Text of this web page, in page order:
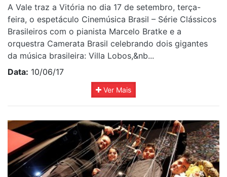
A Vale traz a Vitória no dia 17 de setembro, terça-
feira, o espetáculo Cinemúsica Brasil – Série Clássicos
Brasileiros com o pianista Marcelo Bratke e a
orquestra Camerata Brasil celebrando dois gigantes
da música brasileira: Villa Lobos,&nb...
Data: 10/06/17
Ver Mais